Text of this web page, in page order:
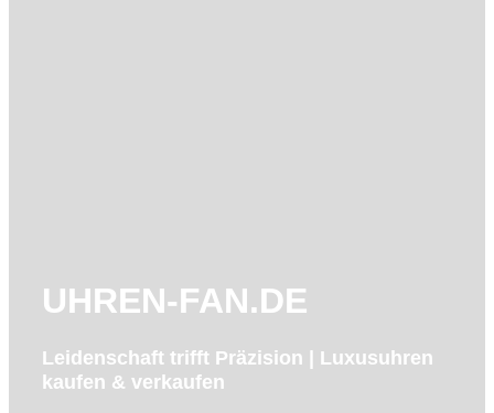
UHREN-FAN.DE
Leidenschaft trifft Präzision | Luxusuhren
kaufen & verkaufen